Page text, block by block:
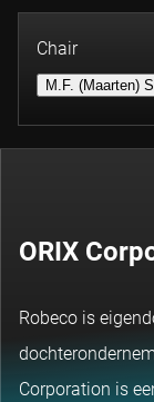
Chair
M.F. (Maarten)
ORIX
Robeco is
Corporation is